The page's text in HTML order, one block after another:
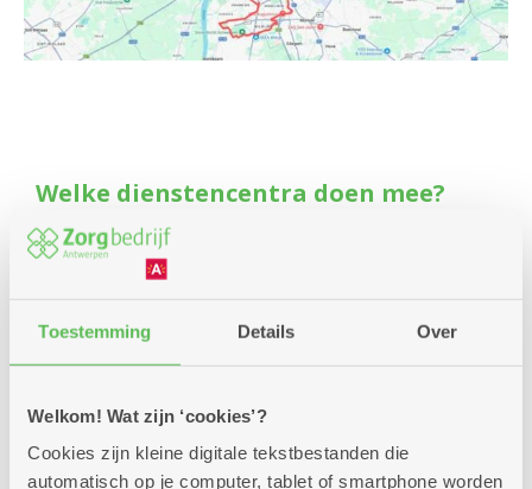
Toestemming Details Over
Welkom! Wat zijn ‘cookies’?
Cookies zijn kleine digitale tekstbestanden die
automatisch op je computer, tablet of smartphone worden
Welke dienstencentra doen mee?
’t Dokske
Blankenberg
Boeksveld
De Brem
De Boskes
De Fontein